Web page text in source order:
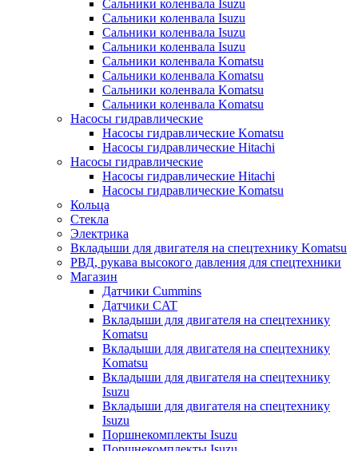
Сальники коленвала Isuzu
Сальники коленвала Isuzu
Сальники коленвала Isuzu
Сальники коленвала Isuzu
Сальники коленвала Komatsu
Сальники коленвала Komatsu
Сальники коленвала Komatsu
Сальники коленвала Komatsu
Насосы гидравлические
Насосы гидравлические Komatsu
Насосы гидравлические Hitachi
Насосы гидравлические
Насосы гидравлические Hitachi
Насосы гидравлические Komatsu
Кольца
Стекла
Электрика
Вкладыши для двигателя на спецтехнику Komatsu
РВД, рукава высокого давления для спецтехники
Магазин
Датчики Cummins
Датчики CAT
Вкладыши для двигателя на спецтехнику
Komatsu
Вкладыши для двигателя на спецтехнику
Komatsu
Вкладыши для двигателя на спецтехнику
Isuzu
Вкладыши для двигателя на спецтехнику
Isuzu
Поршнекомплекты Isuzu